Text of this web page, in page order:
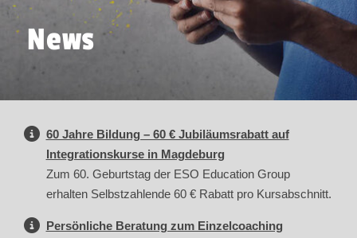
News
60 Jahre Bildung – 60 € Jubiläumsrabatt auf
Integrationskurse in Magdeburg
Zum 60. Geburtstag der ESO Education Group
erhalten Selbstzahlende 60 € Rabatt pro Kursabschnitt.
Persönliche Beratung zum Einzelcoaching